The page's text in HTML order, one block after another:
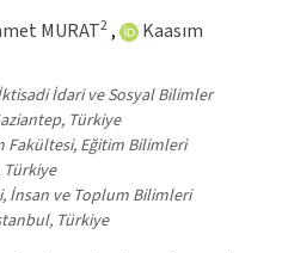
MURAT2 ,
Kaasım
İdari ve Sosyal Bilimler
Türkiye
Fakültesi, Eğitim Bilimleri
İnsan ve Toplum Bilimleri
Türkiye